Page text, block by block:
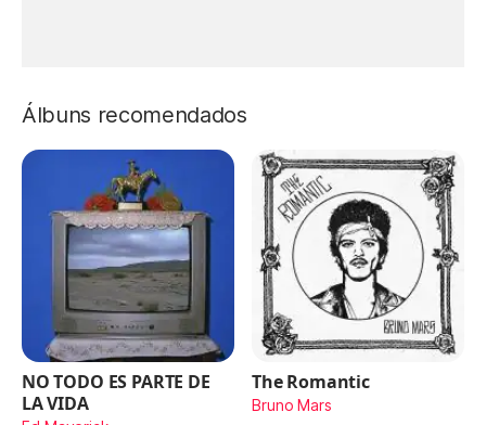
Álbuns recomendados
NO TODO ES PARTE DE
LA VIDA
The Romantic
Bruno Mars